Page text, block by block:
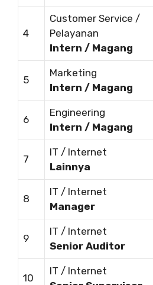
4
Customer Service /
Pelayanan
Intern / Magang
5
Marketing
Intern / Magang
6
Engineering
Intern / Magang
7
IT / Internet
Lainnya
8
IT / Internet
Manager
9
IT / Internet
Senior Auditor
10
IT / Internet